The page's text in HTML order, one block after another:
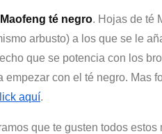
té negro. Hojas de té
arbusto) a los que se le
que se potencia con los
empezar con el té negro. Mas
aquí.
que te gusten todos